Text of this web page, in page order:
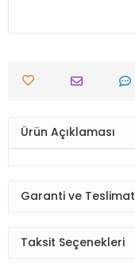
Ürün Açıklaması
Garanti ve Teslimat
Taksit Seçenekleri